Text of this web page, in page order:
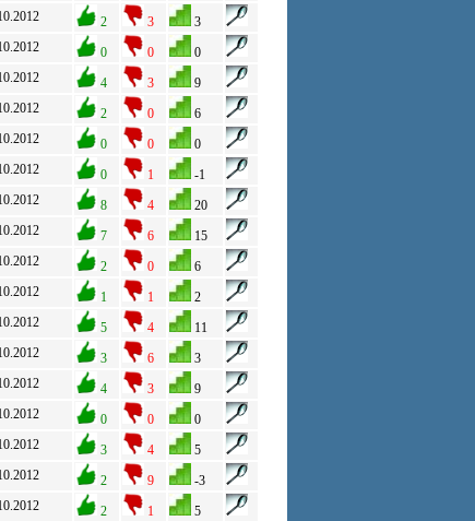
2 3
3
0 0
0
4 3
9
2 0
6
0 0
0
0 1
-1
8 4
20
7 6
15
2 0
6
1 1
2
5 4
11
3 6
3
4 3
9
0 0
0
3 4
5
2 9
-3
2 1 5